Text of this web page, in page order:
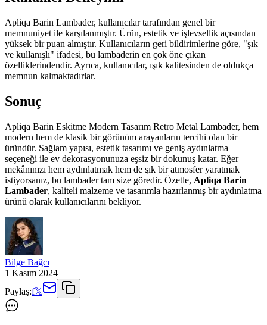
Apliqa Barin Lambader, kullanıcılar tarafından genel bir
memnuniyet ile karşılanmıştır. Ürün, estetik ve işlevsellik açısından
yüksek bir puan almıştır. Kullanıcıların geri bildirimlerine göre, "şık
ve kullanışlı" ifadesi, bu lambaderin en çok öne çıkan
özelliklerindendir. Ayrıca, kullanıcılar, ışık kalitesinden de oldukça
memnun kalmaktadırlar.
Sonuç
Apliqa Barin Eskitme Modern Tasarım Retro Metal Lambader, hem
modern hem de klasik bir görünüm arayanların tercihi olan bir
üründür. Sağlam yapısı, estetik tasarımı ve geniş aydınlatma
seçeneği ile ev dekorasyonunuza eşsiz bir dokunuş katar. Eğer
mekânınızı hem aydınlatmak hem de şık bir atmosfer yaratmak
istiyorsanız, bu lambader tam size göredir. Özetle, Apliqa Barin
Lambader, kaliteli malzeme ve tasarımla hazırlanmış bir aydınlatma
ürünü olarak kullanıcılarını bekliyor.
Bilge Bağcı
1 Kasım 2024
Paylaş:f𝕏